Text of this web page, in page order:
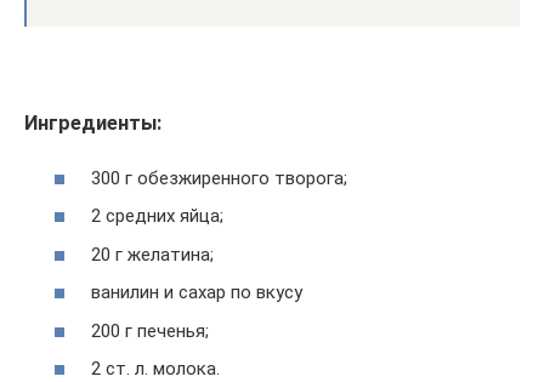
Ингредиенты:
300 г обезжиренного творога;
2 средних яйца;
20 г желатина;
ванилин и сахар по вкусу
200 г печенья;
2 ст. л. молока.